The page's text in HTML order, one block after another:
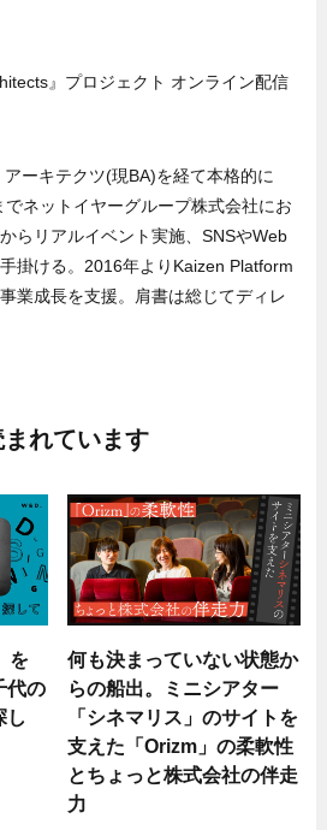
』プロジェクト オンライン配信
ーキテクツ(現BA)を経て本格的に
ネットイヤーグループ株式会社にお
らリアルイベント実施、SNSやWeb
掛ける。2016年よりKaizen Platform
業成長を支援。肩書は総じてディレ
れています
を
代の
し
何も決まっていない状態か
らの船出。ミニシアター
「シネマリス」のサイトを
支えた「Orizm」の柔軟性
とちょっと株式会社の伴走
力